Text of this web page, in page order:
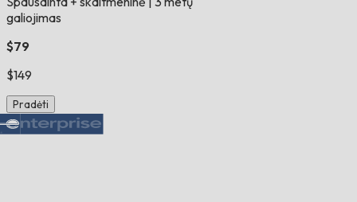
galiojimas
$79
$149
Pradėti